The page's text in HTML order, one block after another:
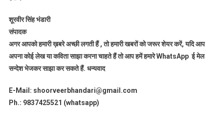
शूरवीर सिंह भंडारी
संपादक
अगर आपको हमारी ख़बरे अच्छी लगती हैं , तो हमारी खबरों को जरूर शेयर करें, यदि आप
अपना कोई लेख या कविता साझा करना चाहते हैं तो आप हमें हमारे WhatsApp ई मेल
सन्देश भेजकर साझा कर सकते हैं. धन्यवाद
E-Mail: shoorveerbhandari@gmail.com
Ph.: 9837425521 (whatsapp)